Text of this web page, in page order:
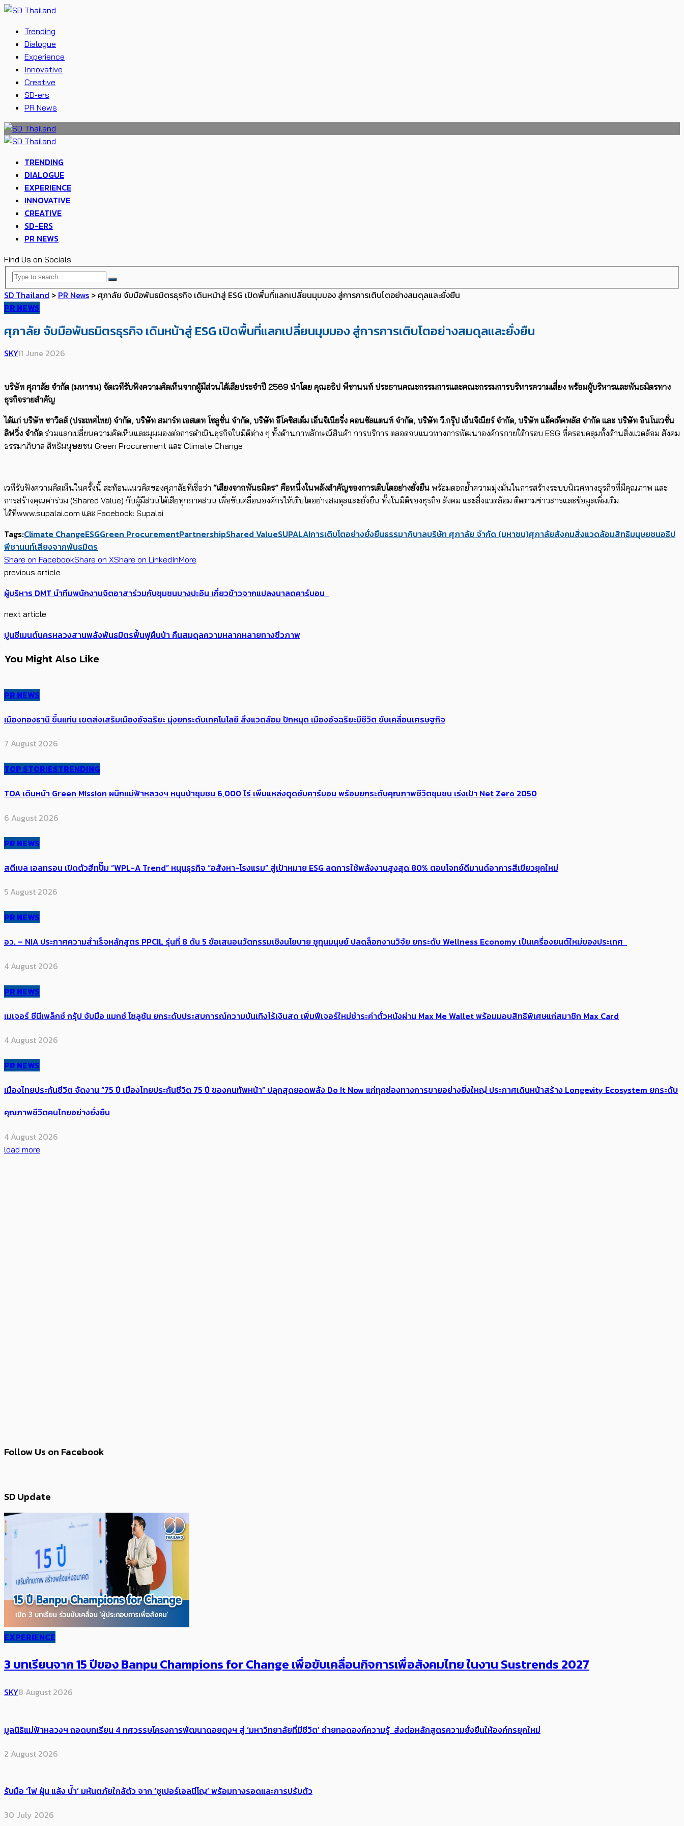
Trending
Dialogue
Experience
Innovative
Creative
SD-ers
PR News
TRENDING
DIALOGUE
EXPERIENCE
INNOVATIVE
CREATIVE
SD-ERS
PR NEWS
Find Us on Socials
SD Thailand > PR News > ศุภาลัย จับมือพันธมิตรธุรกิจ เดินหน้าสู่ ESG เปิดพื้นที่แลกเปลี่ยนมุมมอง สู่การการเติบโตอย่างสมดุลและยั่งยืน
PR NEWS
ศุภาลัย จับมือพันธมิตรธุรกิจ เดินหน้าสู่ ESG เปิดพื้นที่แลกเปลี่ยนมุมมอง สู่การการเติบโตอย่างสมดุลและยั่งยืน
SKY11 June 2026
บริษัท ศุภาลัย จำกัด (มหาชน) จัดเวทีรับฟังความคิดเห็นจากผู้มีส่วนได้เสียประจำปี 2569 นำโดย คุณอธิป พีชานนท์ ประธานคณะกรรมการและคณะกรรมการบริหารความเสี่ยง พร้อมผู้บริหารและพันธมิตรทาง
ธุรกิจรายสำคัญ
ได้แก่ บริษัท ซาวิลส์ (ประเทศไทย) จำกัด, บริษัท สมาร์ท เอสเตท โซลูชั่น จำกัด, บริษัท อีโคซิสเต็ม เอ็นจิเนียริ่ง คอนซัลแตนท์ จำกัด, บริษัท วี.กรุ๊ป เอ็นจิเนียร์ จำกัด, บริษัท แอ็คเท็คพลัส จำกัด และ บริษัท อินโนเวชั่น
ลิฟวิ่ง จำกัด ร่วมแลกเปลี่ยนความคิดเห็นและมุมมองต่อการดำเนินธุรกิจในมิติต่าง ๆ ทั้งด้านภาพลักษณ์สินค้า การบริการ ตลอดจนแนวทางการพัฒนาองค์กรภายใต้กรอบ ESG ที่ครอบคลุมทั้งด้านสิ่งแวดล้อม สังคม
ธรรมาภิบาล สิทธิมนุษยชน Green Procurement และ Climate Change
เวทีรับฟังความคิดเห็นในครั้งนี้ สะท้อนแนวคิดของศุภาลัยที่เชื่อว่า “เสียงจากพันธมิตร” คือหนึ่งในพลังสำคัญของการเติบโตอย่างยั่งยืน พร้อมตอกย้ำความมุ่งมั่นในการสร้างระบบนิเวศทางธุรกิจที่มีคุณภาพ และ
การสร้างคุณค่าร่วม (Shared Value) กับผู้มีส่วนได้เสียทุกภาคส่วน เพื่อขับเคลื่อนองค์กรให้เติบโตอย่างสมดุลและยั่งยืน ทั้งในมิติของธุรกิจ สังคม และสิ่งแวดล้อม ติดตามข่าวสารและข้อมูลเพิ่มเติม
ได้ที่www.supalai.com และ Facebook: Supalai
Tags:Climate ChangeESGGreen ProcurementPartnershipShared ValueSUPALAIการเติบโตอย่างยั่งยืนธรรมาภิบาลบริษัท ศุภาลัย จำกัด (มหาชน)ศุภาลัยสังคมสิ่งแวดล้อมสิทธิมนุษยชนอธิป
พีชานนท์เสียงจากพันธมิตร
Share on FacebookShare on XShare on LinkedInMore
previous article
ผู้บริหาร DMT นำทีมพนักงานจิตอาสาร่วมกับชุมชนบางปะอิน เกี่ยวข้าวจากแปลงนาลดคาร์บอน
next article
ปูนซีเมนต์นครหลวงสานพลังพันธมิตรฟื้นฟูผืนป่า คืนสมดุลความหลากหลายทางชีวภาพ
You Might Also Like
PR NEWS
เมืองทองธานี ขึ้นแท่น เขตส่งเสริมเมืองอัจฉริยะ มุ่งยกระดับเทคโนโลยี สิ่งแวดล้อม ปักหมุด เมืองอัจฉริยะมีชีวิต ขับเคลื่อนเศรษฐกิจ
7 August 2026
TOP STORIESTRENDING
TOA เดินหน้า Green Mission ผนึกแม่ฟ้าหลวงฯ หนุนป่าชุมชน 6,000 ไร่ เพิ่ม​แหล่งดูดซับคาร์บอน พร้อมยกระดับคุณภาพชีวิตชุมชน เร่งเป้า​ Net Zero 2050
6 August 2026
PR NEWS
สตีเบล เอลทรอน เปิดตัวฮีทปั๊ม “WPL-A Trend” หนุนธุรกิจ “อสังหา-โรงแรม” สู่เป้าหมาย ESG ลดการใช้พลังงานสูงสุด 80% ตอบโจทย์ดีมานด์อาคารสีเขียวยุคใหม่
5 August 2026
PR NEWS
อว. – NIA ประกาศความสำเร็จหลักสูตร PPCIL รุ่นที่ 8 ดัน 5 ข้อเสนอนวัตกรรมเชิงนโยบาย ชูทุนมนุษย์ ปลดล็อกงานวิจัย ยกระดับ Wellness Economy เป็นเครื่องยนต์ใหม่ของประเทศ
4 August 2026
PR NEWS
เมเจอร์ ซีนีเพล็กซ์ กรุ้ป จับมือ แมกซ์ โซลูชัน ยกระดับประสบการณ์ความบันเทิงไร้เงินสด เพิ่มฟีเจอร์ใหม่ชำระค่าตั๋วหนังผ่าน Max Me Wallet พร้อมมอบสิทธิพิเศษแก่สมาชิก Max Card
4 August 2026
PR NEWS
เมืองไทยประกันชีวิต จัดงาน “75 ปี เมืองไทยประกันชีวิต 75 ปี ของคนทัพหน้า” ปลุกสุดยอดพลัง Do It Now แก่ทุกช่องทางการขายอย่างยิ่งใหญ่ ประกาศเดินหน้าสร้าง Longevity Ecosystem ยกระดับ
คุณภาพชีวิตคนไทยอย่างยั่งยืน
4 August 2026
load more
Follow Us on Facebook
SD Update
EXPERIENCE
3 บทเรียนจาก 15 ปีของ Banpu Champions for Change เพื่อขับเคลื่อนกิจการเพื่อสังคมไทย ในงาน Sustrends 2027
SKY8 August 2026
มูลนิธิแม่ฟ้าหลวงฯ ถอดบทเรียน 4 ทศวรรษโครงการพัฒนาดอยตุงฯ สู่ ‘มหาวิทยาลัยที่มีชีวิต’ ถ่ายทอดองค์ความรู้ ส่งต่อหลักสูตรความยั่งยืนให้องค์กรยุคใหม่
2 August 2026
รับมือ ‘ไฟ ฝุ่น แล้ง น้ำ’ มหันตภัยใกล้ตัว จาก ‘ซูเปอร์เอลนีโญ’ พร้อมทางรอดและการปรับตัว
30 July 2026